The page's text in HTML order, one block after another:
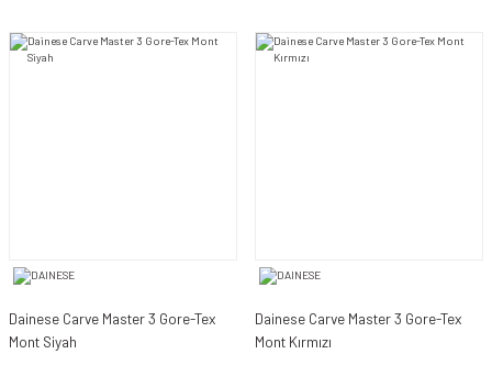
Dainese Carve Master 3 Gore-Tex
Mont Siyah
Dainese Carve Master 3 Gore-Tex
Mont Kırmızı